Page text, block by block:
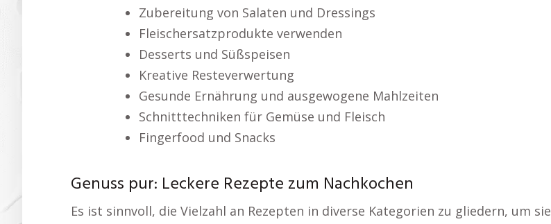
Zubereitung von Salaten und Dressings
Fleischersatzprodukte verwenden
Desserts und Süßspeisen
Kreative Resteverwertung
Gesunde Ernährung und ausgewogene Mahlzeiten
Schnitttechniken für Gemüse und Fleisch
Fingerfood und Snacks
Genuss pur: Leckere Rezepte zum Nachkochen
Es ist sinnvoll, die Vielzahl an Rezepten in diverse Kategorien zu gliedern, um sie